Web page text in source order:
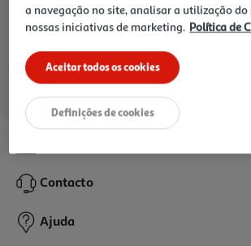
Contacto
Ajuda
a navegação no site, analisar a utilização do
nossas iniciativas de marketing. Política de
Aceitar todos os cookies
Definições de cookies